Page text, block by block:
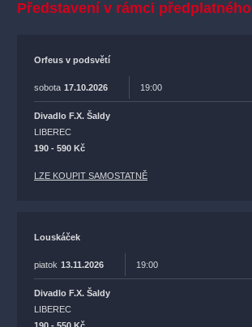
Představení v rámci předplatného
Orfeus v podsvětí
sobota 17.10.2026 19:00
Divadlo F.X. Šaldy
LIBEREC
190 - 590 Kč
LZE KOUPIT SAMOSTATNĚ
Louskáček
piatok 13.11.2026 19:00
Divadlo F.X. Šaldy
LIBEREC
190 - 550 Kč